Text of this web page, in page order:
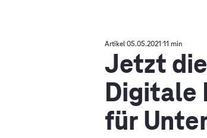
Artikel 05.05.2021 11 min
Jetzt
Digitale
für